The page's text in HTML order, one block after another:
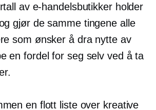
av e-handelsbutikker holder
gjør de samme tingene alle
som ønsker å dra nytte av
en fordel for seg selv ved å ta
en flott liste over kreative